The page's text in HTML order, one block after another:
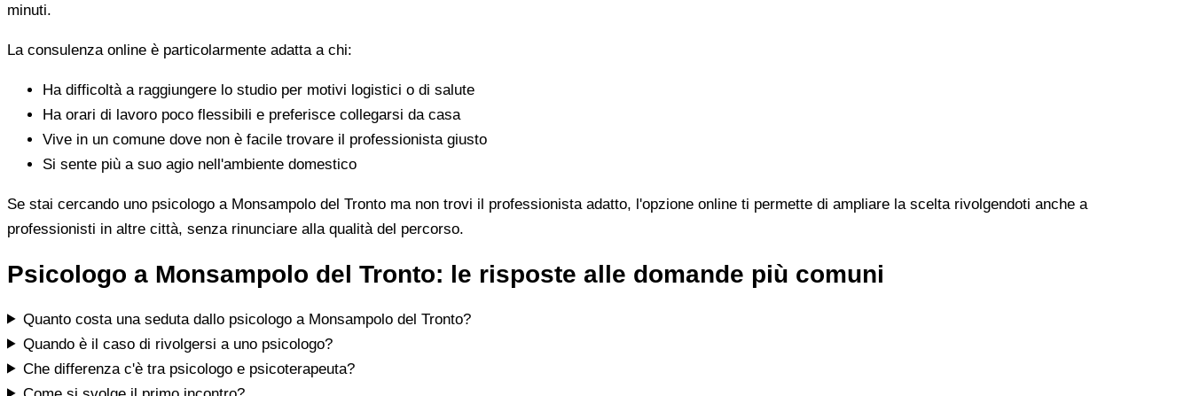
minuti.
La consulenza online è particolarmente adatta a chi:
Ha difficoltà a raggiungere lo studio per motivi logistici o di salute
Ha orari di lavoro poco flessibili e preferisce collegarsi da casa
Vive in un comune dove non è facile trovare il professionista giusto
Si sente più a suo agio nell'ambiente domestico
Se stai cercando uno psicologo a Monsampolo del Tronto ma non trovi il professionista adatto, l'opzione online ti permette di ampliare la scelta rivolgendoti anche a
professionisti in altre città, senza rinunciare alla qualità del percorso.
Psicologo a Monsampolo del Tronto: le risposte alle domande più comuni
Quanto costa una seduta dallo psicologo a Monsampolo del Tronto?
Quando è il caso di rivolgersi a uno psicologo?
Che differenza c'è tra psicologo e psicoterapeuta?